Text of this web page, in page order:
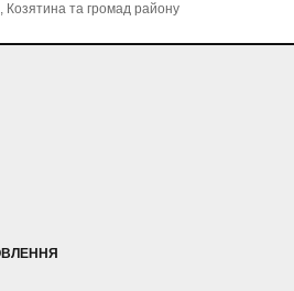
Козятина та громад району